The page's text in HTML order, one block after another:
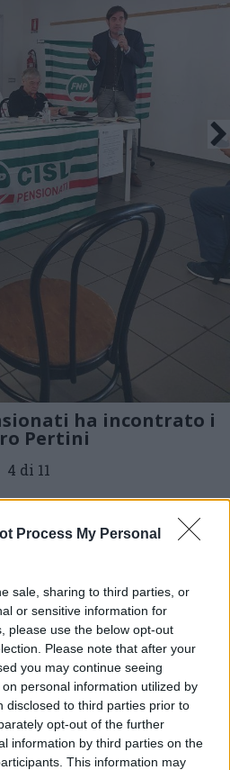
Process My Personal
sale, sharing to third parties, or
or sensitive information for
please use the below opt-out
Please note that after your
you may continue seeing
personal information utilized by
disclosed to third parties prior to
opt-out of the further
information by third parties on the
This information may
ha incontrato i
Pertini
4 di 11
insieme per preservare il